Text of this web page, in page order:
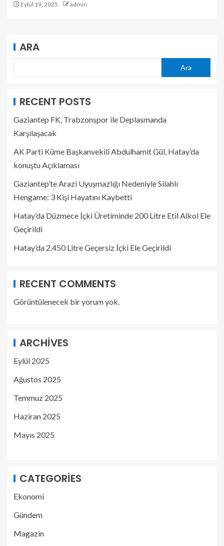
Eylül 19, 2025 admin
ARA
Ara
RECENT POSTS
Gaziantep FK, Trabzonspor ile Deplasmanda
Karşılaşacak
AK Parti Küme Başkanvekili Abdulhamit Gül, Hatay’da
konuştu Açıklaması
Gaziantep’te Arazi Uyuşmazlığı Nedeniyle Silahlı
Hengame: 3 Kişi Hayatını Kaybetti
Hatay’da Düzmece İçki Üretiminde 200 Litre Etil Alkol Ele
Geçirildi
Hatay’da 2.450 Litre Geçersiz İçki Ele Geçirildi
RECENT COMMENTS
Görüntülenecek bir yorum yok.
ARCHIVES
Eylül 2025
Ağustos 2025
Temmuz 2025
Haziran 2025
Mayıs 2025
CATEGORIES
Ekonomi
Gündem
Magazin